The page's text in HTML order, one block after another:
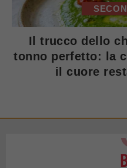
Il trucco dello
tonno perfetto: la
il cuore